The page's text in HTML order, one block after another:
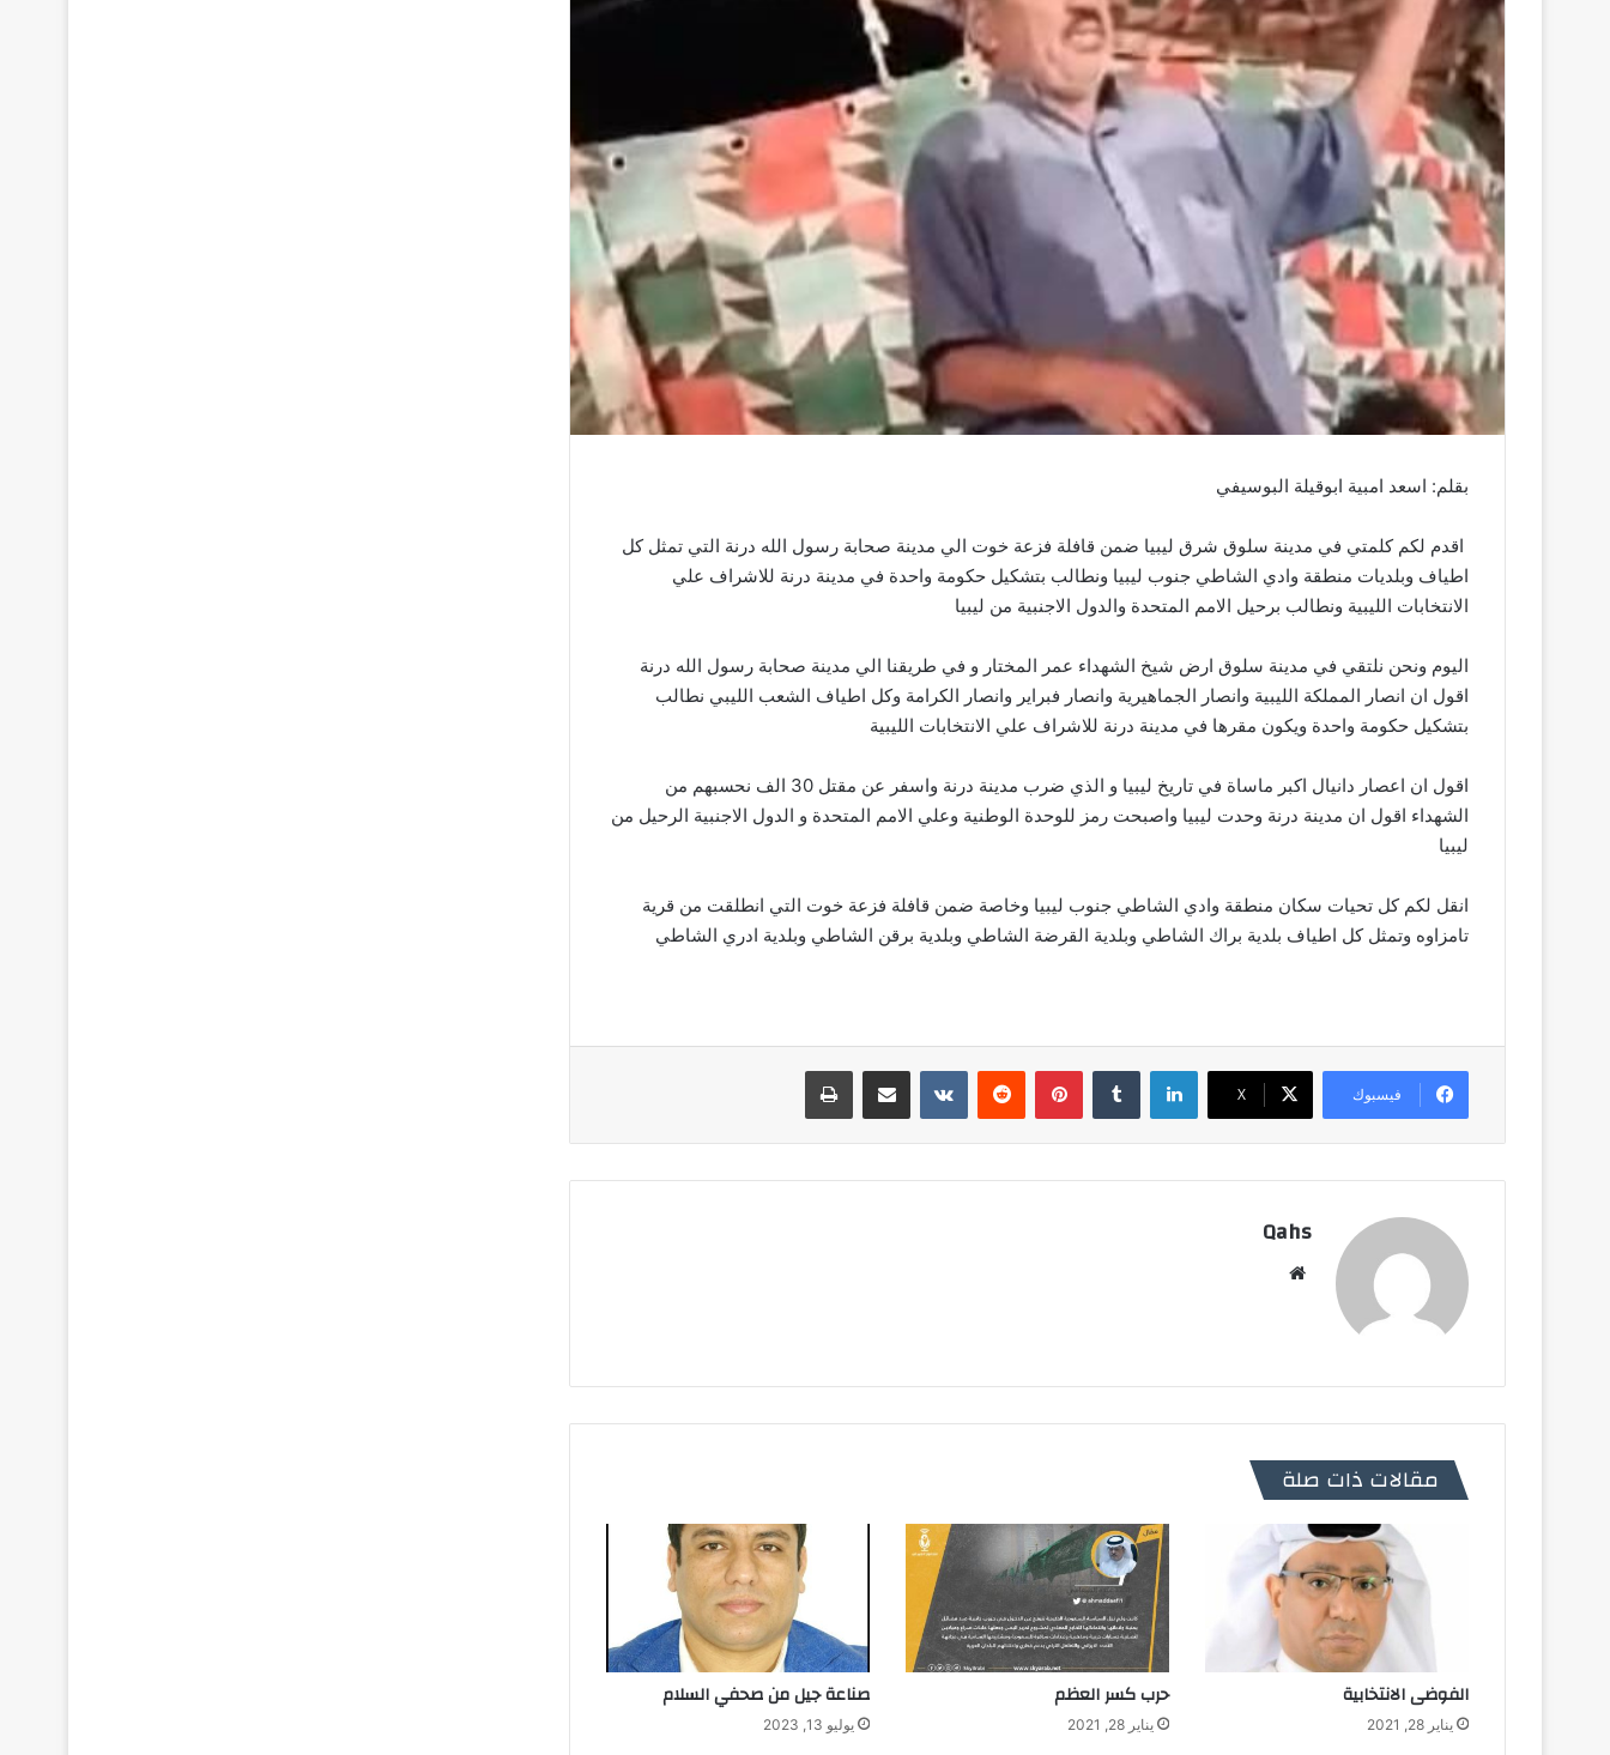
بقلم: اسعد امبية ابوقيلة البوسيفي
‏ اقدم لكم كلمتي في مدينة سلوق شرق ليبيا ضمن قافلة فزعة خوت الي مدينة صحابة رسول الله درنة التي تمثل كل
اطياف وبلديات منطقة وادي الشاطي جنوب ليبيا ونطالب بتشكيل حكومة واحدة في مدينة درنة للاشراف علي
الانتخابات الليبية ونطالب برحيل الامم المتحدة والدول الاجنبية من ليبيا
‏اليوم ونحن نلتقي في مدينة سلوق ارض شيخ الشهداء عمر المختار و في طريقنا الي مدينة صحابة رسول الله درنة
اقول ان انصار المملكة الليبية وانصار الجماهيرية وانصار فبراير وانصار الكرامة وكل اطياف الشعب الليبي نطالب
بتشكيل حكومة واحدة ويكون مقرها في مدينة درنة للاشراف علي الانتخابات الليبية
‏اقول ان اعصار دانيال اكبر ماساة في تاريخ ليبيا و الذي ضرب مدينة درنة واسفر عن مقتل 30 الف نحسبهم من
الشهداء اقول ان مدينة درنة وحدت ليبيا واصبحت رمز للوحدة الوطنية وعلي الامم المتحدة و الدول الاجنبية الرحيل من
ليبيا
‏انقل لكم كل تحيات سكان منطقة وادي الشاطي جنوب ليبيا وخاصة ضمن قافلة فزعة خوت التي انطلقت من قرية
تامزاوه وتمثل كل اطياف بلدية براك الشاطي وبلدية القرضة الشاطي وبلدية برقن الشاطي وبلدية ادري الشاطي
فيسبوك ‫X
لينكدإن بينتيريست مشاركة عبر البريد طباعة
Qahs
مقالات ذات صلة
الفوضى الانتخابية
يناير 28, 2021
‎حرب كسر العظم
يناير 28, 2021
صناعة جيل من صحفي السلام
يوليو 13, 2023